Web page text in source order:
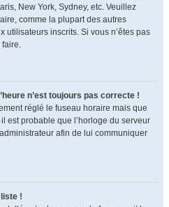
New York, Sydney, etc. Veuillez
comme la plupart des autres
utilisateurs inscrits. Si vous n’êtes pas
faire.
n’est toujours pas correcte !
réglé le fuseau horaire mais que
il est probable que l’horloge du serveur
afin de lui communiquer
!